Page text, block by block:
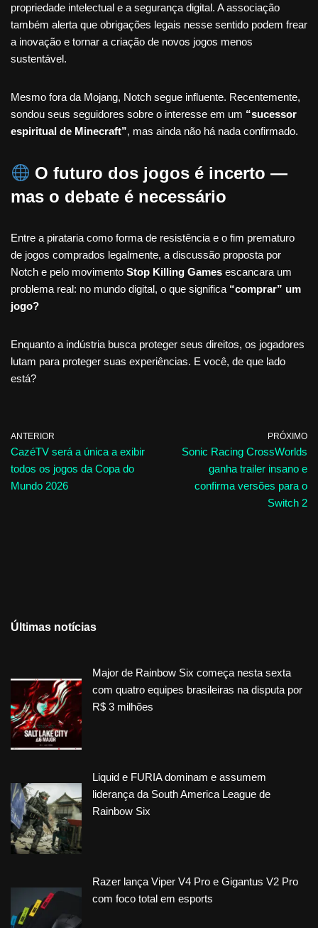
propriedade intelectual e a segurança digital. A associação
também alerta que obrigações legais nesse sentido podem frear
a inovação e tornar a criação de novos jogos menos
sustentável.
Mesmo fora da Mojang, Notch segue influente. Recentemente,
sondou seus seguidores sobre o interesse em um “sucessor
espiritual de Minecraft”, mas ainda não há nada confirmado.
O futuro dos jogos é incerto —
mas o debate é necessário
Entre a pirataria como forma de resistência e o fim prematuro
de jogos comprados legalmente, a discussão proposta por
Notch e pelo movimento Stop Killing Games escancara um
problema real: no mundo digital, o que significa “comprar” um
jogo?
Enquanto a indústria busca proteger seus direitos, os jogadores
lutam para proteger suas experiências. E você, de que lado
está?
ANTERIOR
CazéTV será a única a exibir
todos os jogos da Copa do
Mundo 2026
PRÓXIMO
Sonic Racing CrossWorlds
ganha trailer insano e
confirma versões para o
Switch 2
Últimas notícias
Major de Rainbow Six começa nesta sexta
com quatro equipes brasileiras na disputa por
R$ 3 milhões
Liquid e FURIA dominam e assumem
liderança da South America League de
Rainbow Six
Razer lança Viper V4 Pro e Gigantus V2 Pro
com foco total em esports